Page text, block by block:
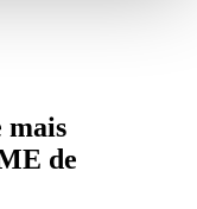
mais
de